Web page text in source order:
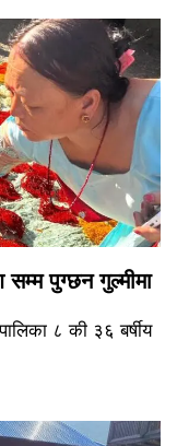
सम्म पुग्छन गुल्मीमा
८ की ३६ बर्षीय